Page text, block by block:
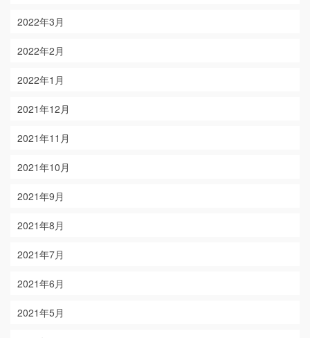
2022年3月
2022年2月
2022年1月
2021年12月
2021年11月
2021年10月
2021年9月
2021年8月
2021年7月
2021年6月
2021年5月